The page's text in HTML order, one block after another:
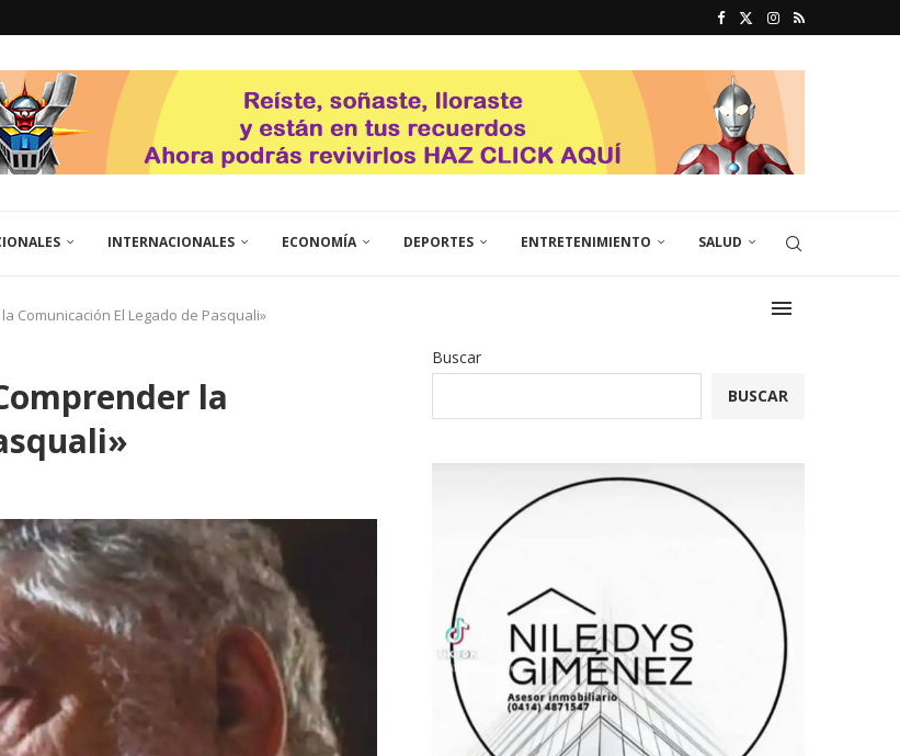
INTERNACIONALES ECONOMÍA DEPORTES ENTRETENIMIENTO SALUD
Comunicación El Legado de Pasquali»
la
Buscar
BUSCAR